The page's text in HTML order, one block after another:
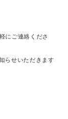
にご連絡くださ
らせいただきます